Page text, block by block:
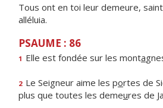
Tous ont en toi leur demeure,
alléluia.
PSAUME : 86
1 Elle est fondée sur les monta
2 Le Seigneur aime les portes de
plus que toutes les demeures de